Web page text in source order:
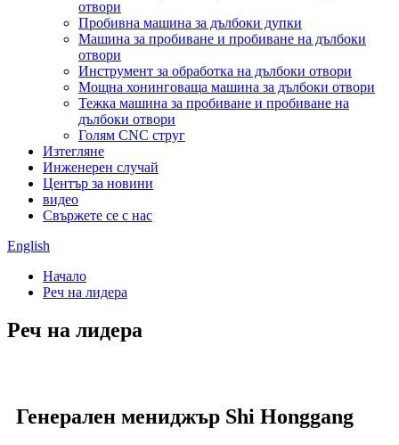
отвори
Пробивна машина за дълбоки дупки
Машина за пробиване и пробиване на дълбоки
отвори
Инструмент за обработка на дълбоки отвори
Мощна хонинговаща машина за дълбоки отвори
Тежка машина за пробиване и пробиване на
дълбоки отвори
Голям CNC струг
Изтегляне
Инженерен случай
Център за новини
видео
Свържете се с нас
English
Начало
Реч на лидера
Реч на лидера
Генерален мениджър Shi Honggang